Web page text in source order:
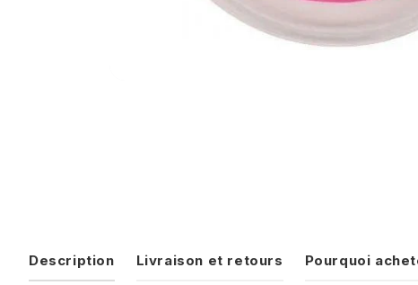
Description Livraison et retours Pourquoi